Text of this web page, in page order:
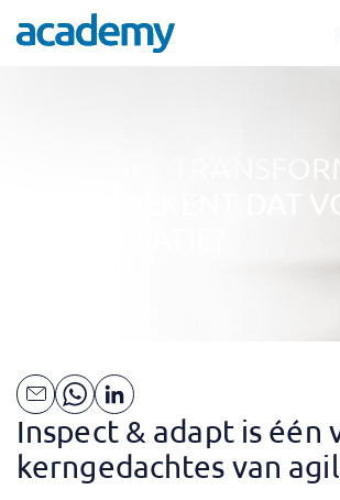
EEN AGILE
WAT BETEKENT DAT
Inspect & adapt is één
kerngedachtes van